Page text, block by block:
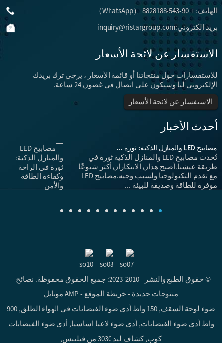
الهاتف: + 90-543-8828188 （WhatsApp）
بريد إلكتروني:inquiry@ristargroup.com
الاستفسار عن لائحة الأسعار
للاستفسارات حول منتجاتنا أو قائمة الأسعار ، يرجى ترك بريدك
الإلكتروني لنا وسنكون على اتصال في غضون 24 ساعة.
الاستفسار عن لائحة الأسعار
أحدث الأخبار
مصابيح LED والمنازل الذكية: ثورة ...
تُحدث مصابيح LED والمنازل الذكية ثورة في
طريقة عيشنا.أصبح هذان الابتكاران أكثر شيوعًا
مع تقدم التكنولوجيا ولسبب وجيه.مصابيح LED
موفرة للطاقة وصديقة للبيئة ...
© حقوق الطبع والنشر - 2010-2023: جميع الحقوق محفوظة. نصائح -
منتوجات جديدة - خريطة الموقع - AMP موبايل
ضوء لوحة السقف, 150 واط أدى ضوء الفيضانات في الهواء الطلق ,
900
واط أدى ضوء الفيضانات,أدى ضوء لاعبا اساسيا,أدى ضوء الفيضانات
كوب,كشاف ليد 3030 من فيليبس ,